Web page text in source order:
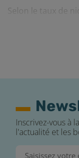
Selon le taux de
mL de produit
Cette étape de
de bien se
pleinement.
Nos conseils
Inscrivez-vous à
l'actualité et les